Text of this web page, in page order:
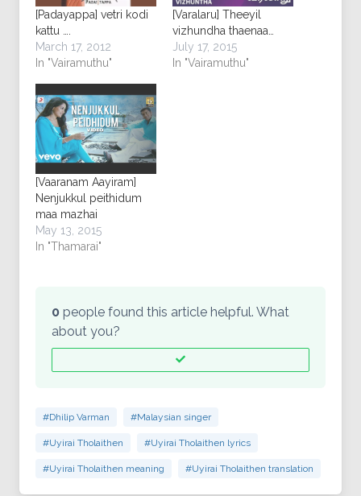
[Padayappa] vetri kodi
kattu ….
March 17, 2012
In "Vairamuthu"
[Varalaru] Theeyil
vizhundha thaenaa…
July 17, 2015
In "Vairamuthu"
[Vaaranam Aayiram]
Nenjukkul peithidum
maa mazhai
May 13, 2015
In "Thamarai"
0 people found this article helpful. What
about you?
#Dhilip Varman #Malaysian singer
#Uyirai Tholaithen #Uyirai Tholaithen lyrics
#Uyirai Tholaithen meaning #Uyirai Tholaithen translation